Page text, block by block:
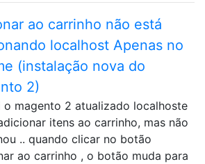
ao carrinho não está
localhost Apenas no
(instalação nova do
2)
o magento 2 atualizado localhoste
itens ao carrinho, mas não
.. quando clicar no botão
ao carrinho , o botão muda para